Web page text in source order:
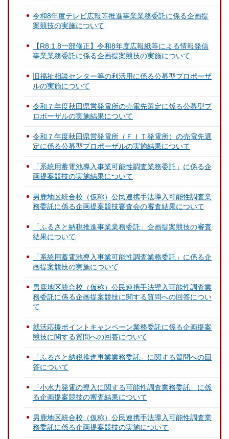
令和8年度テレビ広報等推進事業業務委託に係る企画提
案競技の実施について
【R8.1.8一部修正】令和8年度広報紙等による情報発信
事業業務委託に係る企画提案競技の実施について
旧福祉相談センター等の利活用に係る公募型プロポーザ
ルの実施について
令和７年度秋田県営発電所の売電先選定に係る公募型プ
ロポーザルの実施結果について
令和７年度秋田県営発電所（ＦＩＴ発電所）の売電先選
定に係る公募型プロポーザルの実施結果について
「系統用蓄電池導入事業可能性調査業務委託」に係る企
画提案競技の実施結果について
男鹿地区統合校（仮称）公民連携手法導入可能性調査業
務委託に係る企画提案競技審査会の審査結果について
「ふるさと納税推進事業業務委託」企画提案競技の審査
結果について
「系統用蓄電池導入事業可能性調査業務委託」に係る企
画提案競技の実施について
男鹿地区統合校（仮称）公民連携手法導入可能性調査業
務委託に係る企画提案競技に関する質問への回答につい
て
就活応援ポイントキャンペーン業務委託に係る企画提案
競技に関する質問への回答について
「ふるさと納税推進事業業務委託」に関する質問への回
答について
「小水力発電の導入に関する可能性調査業務委託」に係
る企画提案競技の審査結果について
男鹿地区統合校（仮称）公民連携手法導入可能性調査業
務委託に係る企画提案競技の実施について